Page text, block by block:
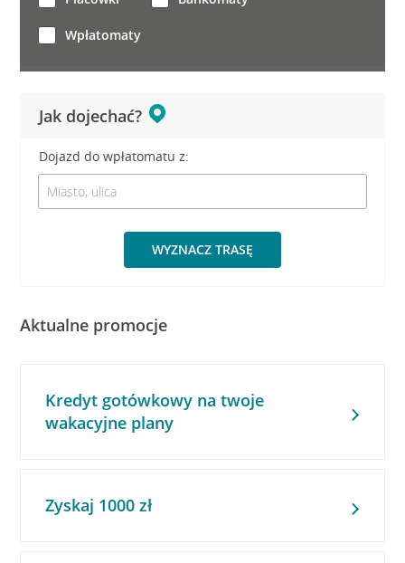
Jak dojechać?
Dojazd do wpłatomatu z:
WYZNACZ TRASĘ
Wpłatomaty
Aktualne promocje
Kredyt gotówkowy na twoje
wakacyjne plany
Zyskaj 1000 zł